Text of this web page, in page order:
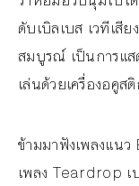
ดับเบิลเบส เวทีเสี
สมบูรณ์ เป็นการแ
เล่นด้วยเครื่องอคูส
ข้ามมาฟังเพลงแ
เพลง Teardrop เ